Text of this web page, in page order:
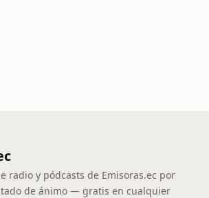
radio y pódcasts de Emisoras.ec por
de ánimo — gratis en cualquier